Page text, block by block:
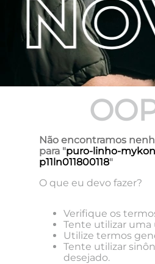
Não encontramos
para "puro-linho-
p11ln011800118"
O que eu devo fazer?
Verifique os
Tente utilizar uma
Utilize termos
Tente utilizar
desejado.